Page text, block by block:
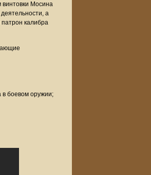
Мосина
а
патрон калибра
в боевом оружии;